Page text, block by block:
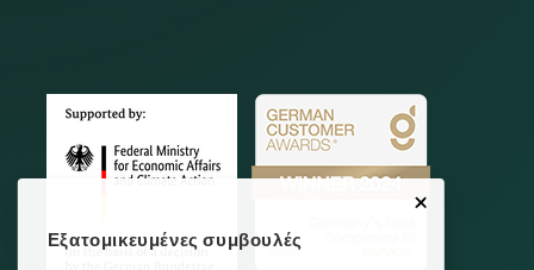
Εξατομικευμένες συμβουλές